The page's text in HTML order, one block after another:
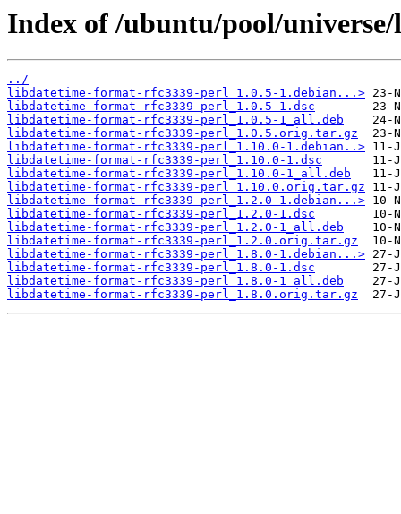
Index of /ubuntu/pool/
../
libdatetime-format-rfc3339-perl_1.0.5-1.debian...>
libdatetime-format-rfc3339-perl_1.0.5-1.dsc
libdatetime-format-rfc3339-perl_1.0.5-1_all.deb
libdatetime-format-rfc3339-perl_1.0.5.orig.tar.gz
libdatetime-format-rfc3339-perl_1.10.0-1.debian..>
libdatetime-format-rfc3339-perl_1.10.0-1.dsc
libdatetime-format-rfc3339-perl_1.10.0-1_all.deb
libdatetime-format-rfc3339-perl_1.10.0.orig.tar.gz
libdatetime-format-rfc3339-perl_1.2.0-1.debian...>
libdatetime-format-rfc3339-perl_1.2.0-1.dsc
libdatetime-format-rfc3339-perl_1.2.0-1_all.deb
libdatetime-format-rfc3339-perl_1.2.0.orig.tar.gz
libdatetime-format-rfc3339-perl_1.8.0-1.debian...>
libdatetime-format-rfc3339-perl_1.8.0-1.dsc
libdatetime-format-rfc3339-perl_1.8.0-1_all.deb
libdatetime-format-rfc3339-perl_1.8.0.orig.tar.gz